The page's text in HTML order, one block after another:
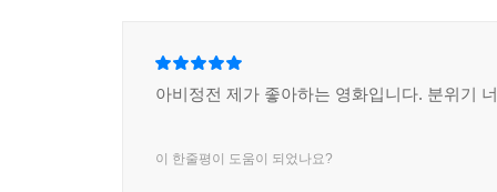
아비정전 제가 좋아하는 영화입니다. 분위기
이 한줄평이 도움이 되었나요?